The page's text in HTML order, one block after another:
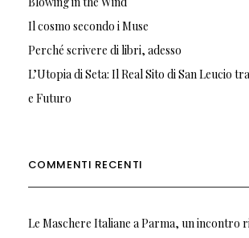
Il cosmo secondo i Muse
Perché scrivere di libri, adesso
L’Utopia di Seta: Il Real Sito di San Leucio
e Futuro
COMMENTI RECENTI
Le Maschere Italiane a Parma, un incontro